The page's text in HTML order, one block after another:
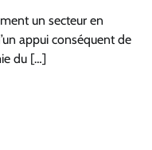
un secteur en
appui conséquent de
du […]